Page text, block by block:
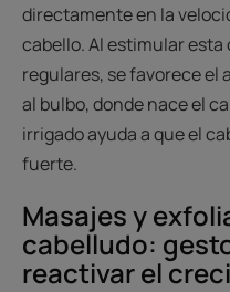
directamente en la
cabello. Al estimular
regulares, se favorece el
al bulbo, donde nace el
irrigado ayuda a que el
fuerte.
Masajes y
cabelludo:
reactivar el